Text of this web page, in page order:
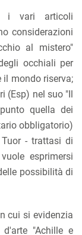
i vari articoli
considerazioni
al mistero"
occhiali per
mondo riserva;
(Esp) nel suo "Il
quella dei
obbligatorio)
- trattasi di
esprimersi
possibilità di
cui si evidenzia
"Achille e